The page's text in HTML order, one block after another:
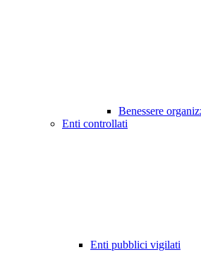
Benessere
Enti controllati
Enti pubblici vigilati